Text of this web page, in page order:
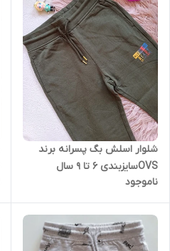
شلوار اسلش بگ پسرانه برند
OVSسایزبندی 6 تا 9 سال
ناموجود